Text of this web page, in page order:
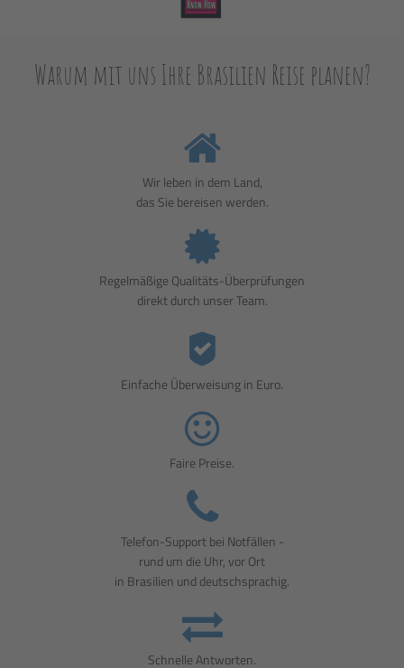
Warum mit uns Ihre Brasilien Reise planen?
Wir leben in dem Land,
das Sie bereisen werden.
Regelmäßige Qualitäts-Überprüfungen
direkt durch unser Team.
Einfache Überweisung in Euro.
Faire Preise.
Telefon-Support bei Notfällen -
rund um die Uhr, vor Ort
in Brasilien und deutschsprachig.
Schnelle Antworten.